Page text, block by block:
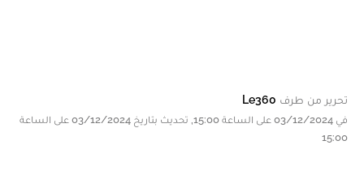
تحرير من طرف Le360
في 03/12/2024 على الساعة 15:00, تحديث بتاريخ 03/12/2024 على الساعة
15:00